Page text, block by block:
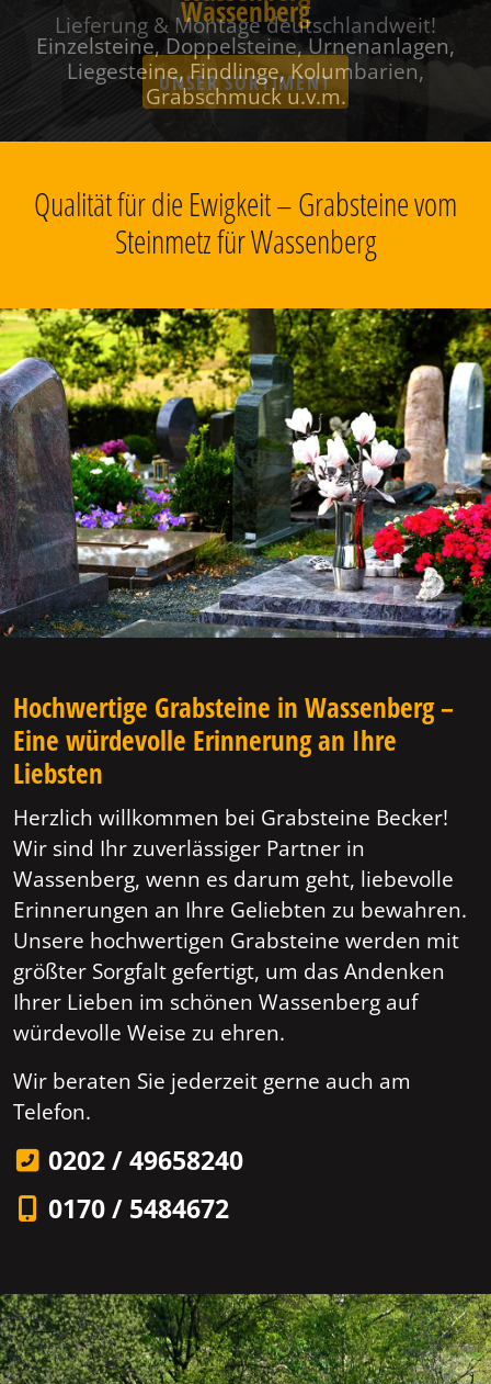
Wassenberg
Einzelsteine, Doppelsteine, Urnenanlagen,
Liegesteine, Findlinge, Kolumbarien,
Grabschmuck u.v.m.
Qualität für die Ewigkeit – Grabsteine vom
Steinmetz für Wassenberg
Hochwertige Grabsteine in Wassenberg –
Eine würdevolle Erinnerung an Ihre
Liebsten
Herzlich willkommen bei Grabsteine Becker!
Wir sind Ihr zuverlässiger Partner in
Wassenberg, wenn es darum geht, liebevolle
Erinnerungen an Ihre Geliebten zu bewahren.
Unsere hochwertigen Grabsteine werden mit
größter Sorgfalt gefertigt, um das Andenken
Ihrer Lieben im schönen Wassenberg auf
würdevolle Weise zu ehren.
Wir beraten Sie jederzeit gerne auch am
Telefon.
0202 / 49658240
0170 / 5484672